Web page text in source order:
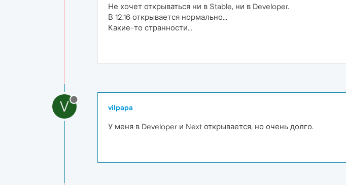
Не хочет открываться ни в Stable, ни в Developer.
В 12.16 открывается нормально...
Какие-то странности...
V vilpapa
У меня в Developer и Next открывается, но очень долго.